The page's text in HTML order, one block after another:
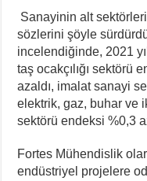
Sanayinin alt
sözlerini şöyle
incelendiğinde, 2021
taş ocakçılığı sektörü
azaldı, imalat sanayi
elektrik, gaz, buhar ve
sektörü endeksi %0,3
Fortes Mühendislik
endüstriyel projelere